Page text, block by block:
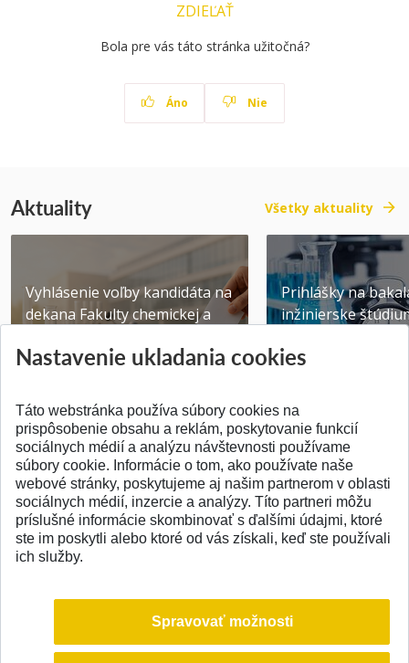
ZDIEĽAŤ
Bola pre vás táto stránka užitočná?
Áno Nie
Aktuality Všetky aktuality
Vyhlásenie voľby kandidáta na
dekana Fakulty chemickej a
Publikované 31.07.2026
Prihlášky na
inžinierske
Publikované
SPÄŤ NA VRCH
Nastavenie ukladania cookies
Táto webstránka používa súbory cookies na
prispôsobenie obsahu a reklám, poskytovanie funkcií
sociálnych médií a analýzu návštevnosti používame
súbory cookie. Informácie o tom, ako používate naše
webové stránky, poskytujeme aj našim partnerom v oblasti
sociálnych médií, inzercie a analýzy. Títo partneri môžu
príslušné informácie skombinovať s ďalšími údajmi, ktoré
ste im poskytli alebo ktoré od vás získali, keď ste používali
ich služby.
Spravovať možnosti